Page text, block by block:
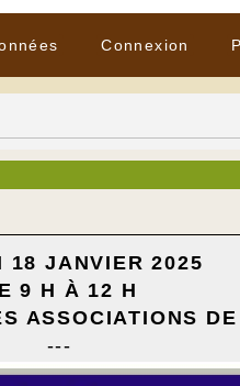
Connexion
18 JANVIER 2025
9 H À 12 H
ASSOCIATIONS
---